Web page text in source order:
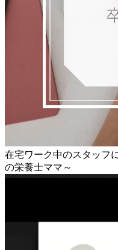
在宅ワーク中のスタッフ
の栄養士ママ～